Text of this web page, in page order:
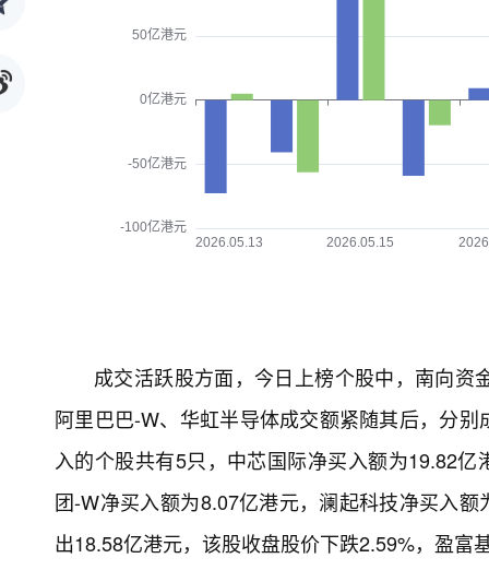
成交活跃股方面，今日上榜个股中，南向
阿里巴巴-W、华虹半导体成交额紧随其后，分
入的个股共有5只，中芯国际净买入额为19.82
团-W净买入额为8.07亿港元，澜起科技净买入
出18.58亿港元，该股收盘股价下跌2.59%，盈